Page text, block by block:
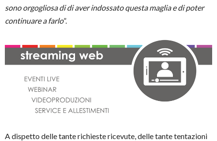
sono orgogliosa di di aver indossato questa maglia e di poter
continuare a farlo”.
A dispetto delle tante richieste ricevute, delle tante tentazioni